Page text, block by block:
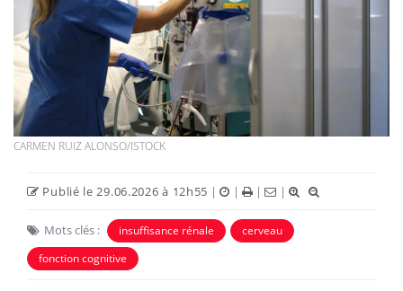
CARMEN RUIZ ALONSO/ISTOCK
Publié le 29.06.2026 à 12h55 | | | |
Mots clés : insuffisance rénale
cerveau
fonction cognitive